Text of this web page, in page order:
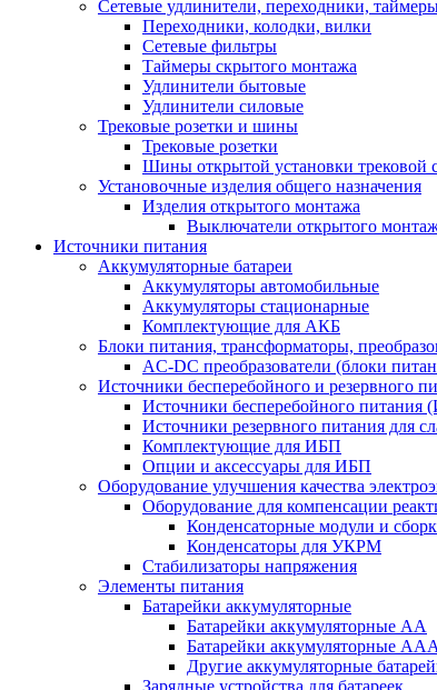
Сетевые удлинители, переходники,
Переходники, колодки, вилки
Сетевые фильтры
Таймеры скрытого монтажа
Удлинители бытовые
Удлинители силовые
Трековые розетки и шины
Трековые розетки
Шины открытой установки трековой
Установочные изделия общего назначения
Изделия открытого монтажа
Выключатели открытого
Источники питания
Аккумуляторные батареи
Аккумуляторы автомобильные
Аккумуляторы стационарные
Комплектующие для АКБ
Блоки питания, трансформаторы,
AC-DC преобразователи (блоки
Источники бесперебойного и резервного
Источники бесперебойного питания
Источники резервного питания для
Комплектующие для ИБП
Опции и аксессуары для ИБП
Оборудование улучшения качества
Оборудование для компенсации
Конденсаторные модули и
Конденсаторы для УКРМ
Стабилизаторы напряжения
Элементы питания
Батарейки аккумуляторные
Батарейки аккумуляторные АА
Батарейки аккумуляторные ААА
Другие аккумуляторные
Зарядные устройства для батареек